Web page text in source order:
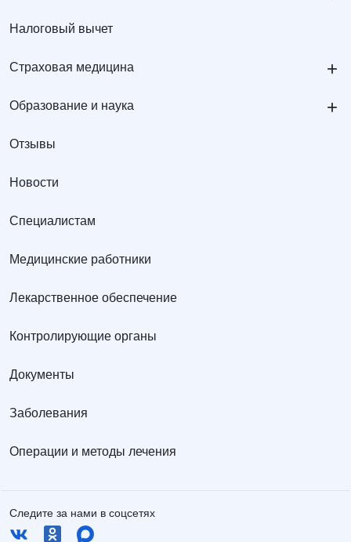
Налоговый вычет
Страховая медицина +
Образование и наука +
Отзывы
Новости
Специалистам
Медицинские работники
Лекарственное обеспечение
Контролирующие органы
Документы
Заболевания
Операции и методы лечения
Следите за нами в соцсетях